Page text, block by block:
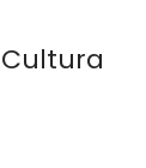
Cultura